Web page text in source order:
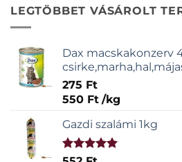
LEGTÖBBET VÁSÁROLT
Dax macskakonzerv
275 Ft
550 Ft /kg
Gazdi szalámi 1kg
Értékelés: